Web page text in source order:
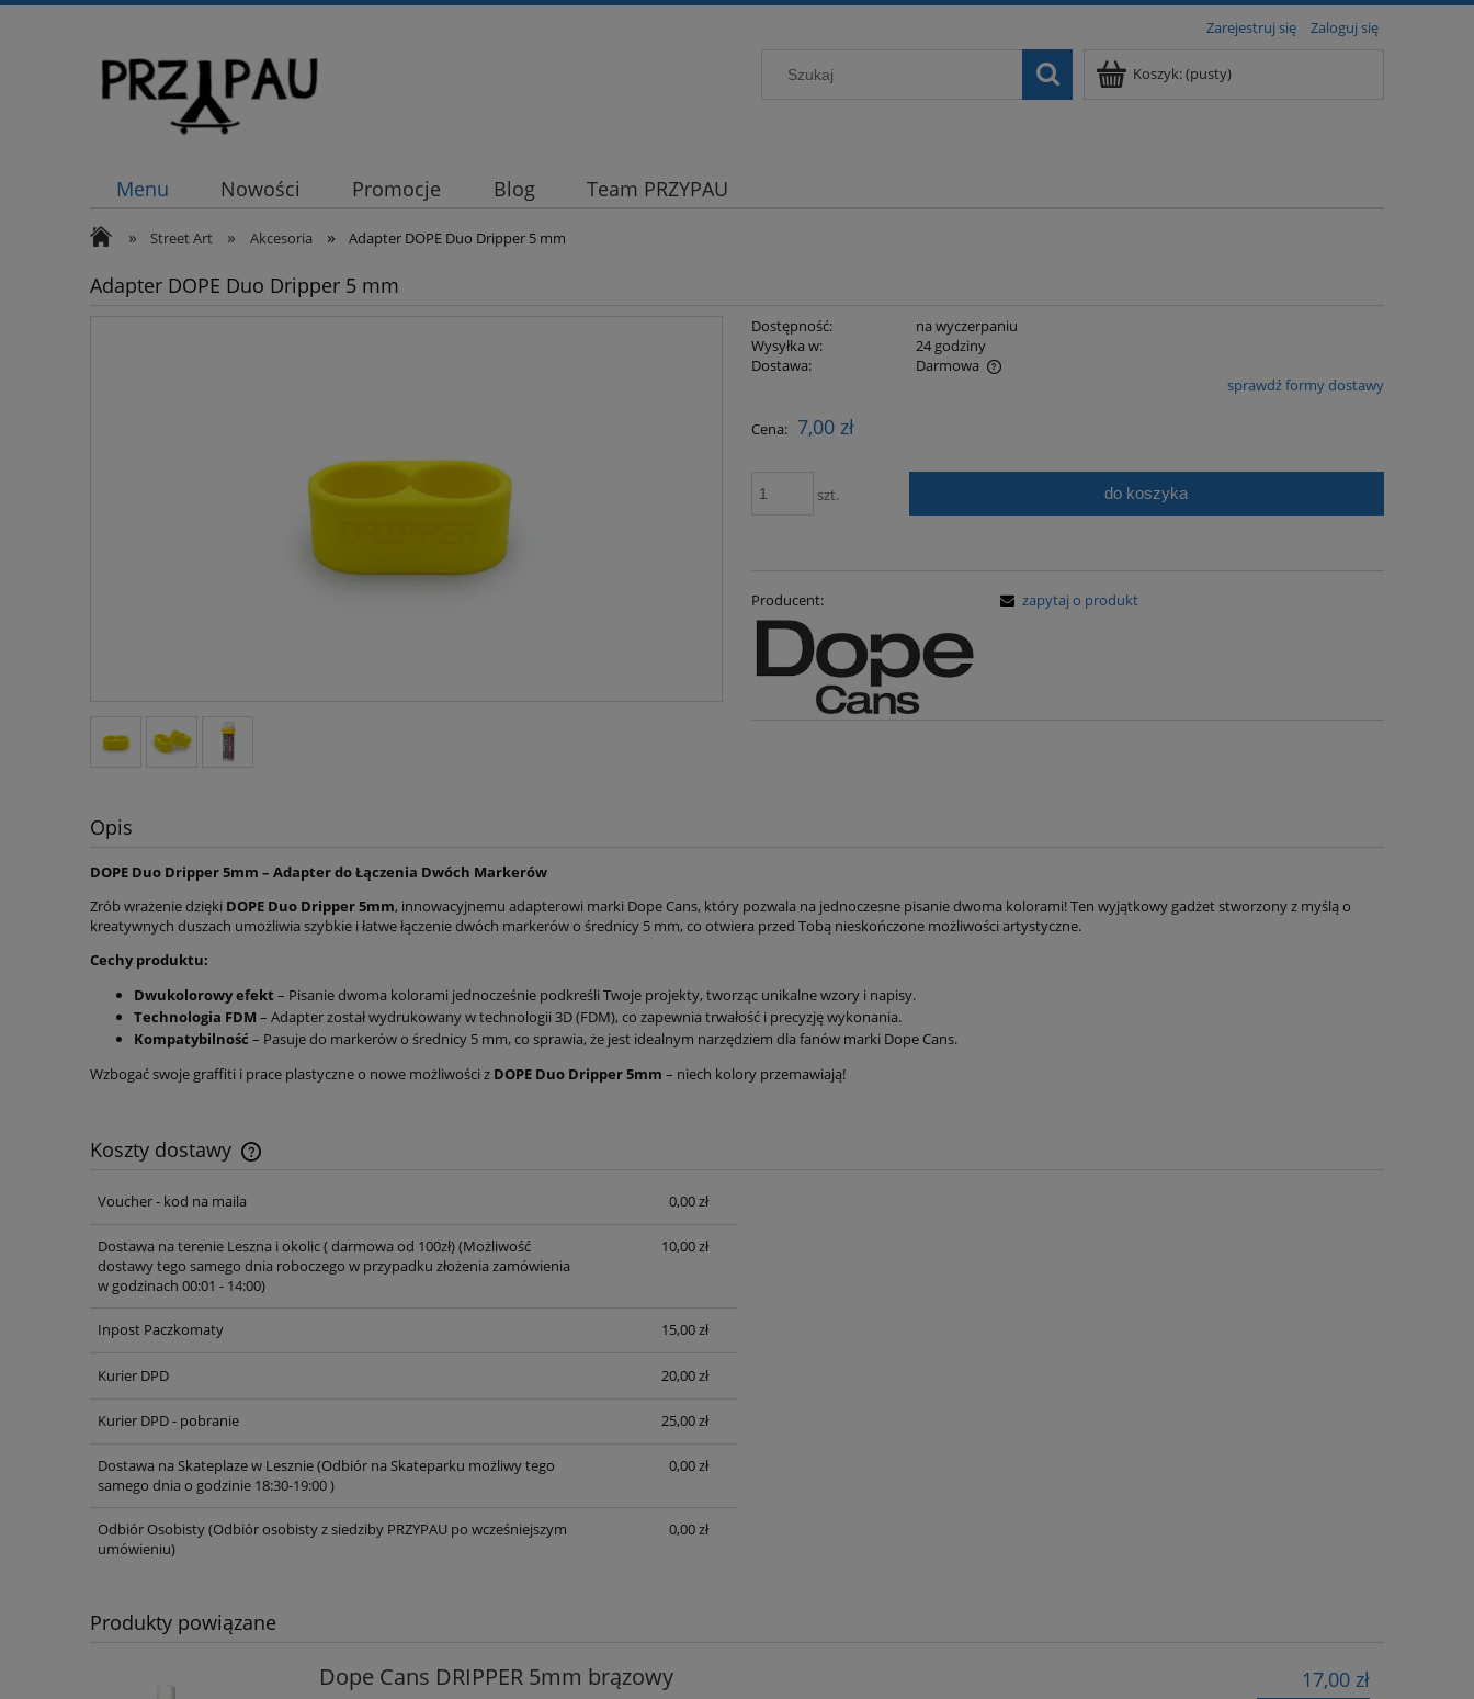
Zarejestruj się Zaloguj się
Koszyk:(pusty)
Menu Nowości Promocje Blog Team PRZYPAU
» Street Art » Akcesoria » Adapter DOPE Duo Dripper 5 mm
Adapter DOPE Duo Dripper 5 mm
Dostępność:
na wyczerpaniu
Wysyłka w:
24 godziny
Dostawa:
Darmowa
płatności
sprawdź formy dostawy
Cena: 7,00 zł
szt. do koszyka
Producent: zapytaj o produkt
Opis
DOPE Duo Dripper 5mm – Adapter do Łączenia Dwóch Markerów
Zrób wrażenie dzięki DOPE Duo Dripper 5mm, innowacyjnemu adapterowi marki Dope Cans, który pozwala na jednoczesne pisanie dwoma kolorami! Ten wyjątkowy gadżet stworzony z myślą o
kreatywnych duszach umożliwia szybkie i łatwe łączenie dwóch markerów o średnicy 5 mm, co otwiera przed Tobą nieskończone możliwości artystyczne.
Cechy produktu:
Dwukolorowy efekt – Pisanie dwoma kolorami jednocześnie podkreśli Twoje projekty, tworząc unikalne wzory i napisy.
Technologia FDM – Adapter został wydrukowany w technologii 3D (FDM), co zapewnia trwałość i precyzję wykonania.
Kompatybilność – Pasuje do markerów o średnicy 5 mm, co sprawia, że jest idealnym narzędziem dla fanów marki Dope Cans.
Wzbogać swoje graffiti i prace plastyczne o nowe możliwości z DOPE Duo Dripper 5mm – niech kolory przemawiają!
Koszty dostawy
Voucher - kod na maila 0,00 zł
Dostawa na terenie Leszna i okolic ( darmowa od 100zł)(Możliwość
dostawy tego samego dnia roboczego w przypadku złożenia zamówienia
w godzinach 00:01 - 14:00)
10,00 zł
Inpost Paczkomaty 15,00 zł
Kurier DPD 20,00 zł
Kurier DPD - pobranie 25,00 zł
Dostawa na Skateplaze w Lesznie(Odbiór na Skateparku możliwy tego
samego dnia o godzinie 18:30-19:00 )
0,00 zł
Odbiór Osobisty(Odbiór osobisty z siedziby PRZYPAU po wcześniejszym
umówieniu)
0,00 zł
Produkty powiązane
Dope Cans DRIPPER 5mm brązowy 17,00 zł